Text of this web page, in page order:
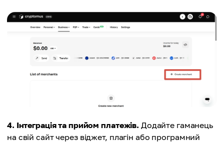
4. Інтеграція та прийом платежів. Додайте гаманець
на свій сайт через віджет, плагін або програмний